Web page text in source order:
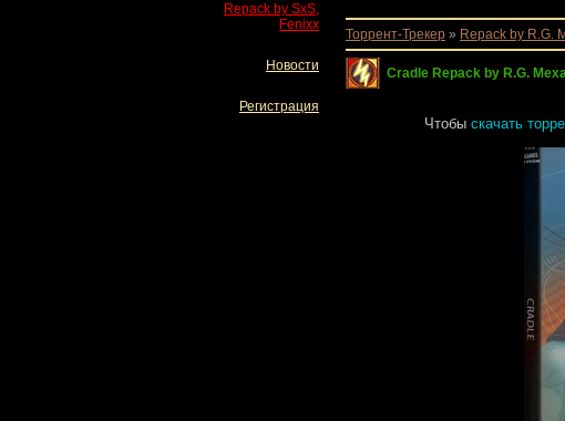
Repack by SxS,
Fenixx
Новости
Регистрация
Торрент-Трекер » Repack by R.G.
Cradle Repack by R.G.
Чтобы скачать